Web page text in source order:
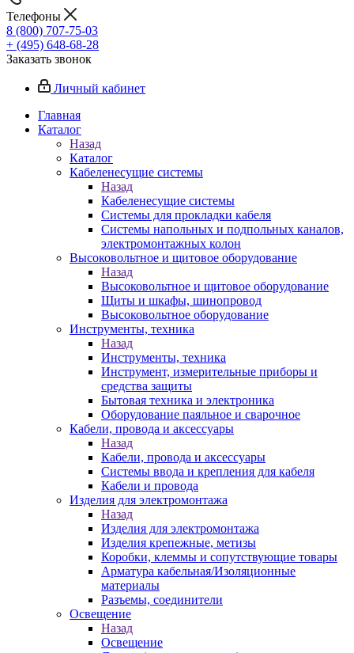
Телефоны
8 (800) 707-75-03
+ (495) 648-68-28
Заказать звонок
Личный кабинет
Главная
Каталог
Назад
Каталог
Кабеленесущие системы
Назад
Кабеленесущие системы
Системы для прокладки кабеля
Системы напольных и подпольных каналов,
электромонтажных колон
Высоковольтное и щитовое оборудование
Назад
Высоковольтное и щитовое оборудование
Щиты и шкафы, шинопровод
Высоковольтное оборудование
Инструменты, техника
Назад
Инструменты, техника
Инструмент, измерительные приборы и
средства защиты
Бытовая техника и электроника
Оборудование паяльное и сварочное
Кабели, провода и аксессуары
Назад
Кабели, провода и аксессуары
Системы ввода и крепления для кабеля
Кабели и провода
Изделия для электромонтажа
Назад
Изделия для электромонтажа
Изделия крепежные, метизы
Коробки, клеммы и сопутствующие товары
Арматура кабельная/Изоляционные
материалы
Разъемы, соединители
Освещение
Назад
Освещение